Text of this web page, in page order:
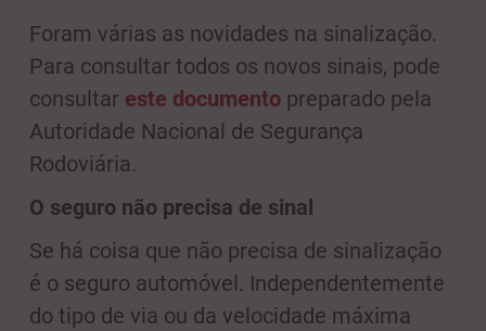
Foram várias as novidades na sinalização.
Para consultar todos os novos sinais, pode
consultar este documento preparado pela
Autoridade Nacional de Segurança
Rodoviária.
O seguro não precisa de sinal
Se há coisa que não precisa de sinalização
é o seguro automóvel. Independentemente
do tipo de via ou da velocidade máxima